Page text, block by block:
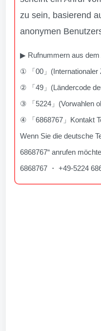
zu sein, basierend
anonymen
▶ Rufnummern aus dem
① 「00」(Internationaler
② 「49」(Ländercode
③ 「5224」(Vorwahlen
④ 「6868767」Kontakt
Wenn Sie die deutsche
6868767“ anrufen
6868767 ・ +49-5224